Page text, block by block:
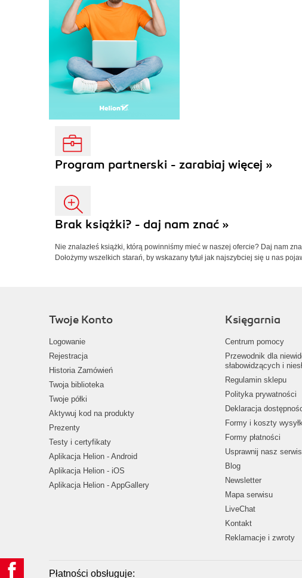
Program partnerski - zarabiaj więcej »
Brak książki? - daj nam znać »
Nie znalazłeś książki, którą powinniśmy mieć w naszej ofercie? Daj nam
Dołożymy wszelkich starań, by wskazany tytuł jak najszybciej się u nas
Twoje Konto
Logowanie
Rejestracja
Historia Zamówień
Twoja biblioteka
Twoje półki
Aktywuj kod na produkty
Prezenty
Testy i certyfikaty
Aplikacja Helion - Android
Aplikacja Helion - iOS
Aplikacja Helion - AppGallery
Księgarnia
Centrum pomocy
Przewodnik dla
słabowidzących i
Regulamin sklepu
Polityka prywatności
Deklaracja
Formy i koszty
Formy płatności
Usprawnij nasz
Blog
Newsletter
Mapa serwisu
LiveChat
Kontakt
Reklamacje i zwroty
Płatności obsługuje: